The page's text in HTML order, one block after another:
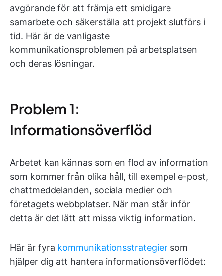
avgörande för att främja ett smidigare
samarbete och säkerställa att projekt slutförs i
tid. Här är de vanligaste
kommunikationsproblemen på arbetsplatsen
och deras lösningar.
Problem 1:
Informationsöverflöd
Arbetet kan kännas som en flod av information
som kommer från olika håll, till exempel e-post,
chattmeddelanden, sociala medier och
företagets webbplatser. När man står inför
detta är det lätt att missa viktig information.
Här är fyra kommunikationsstrategier som
hjälper dig att hantera informationsöverflödet: